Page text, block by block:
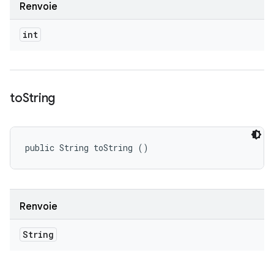
Renvoie
int
toString
public String toString ()
Renvoie
String